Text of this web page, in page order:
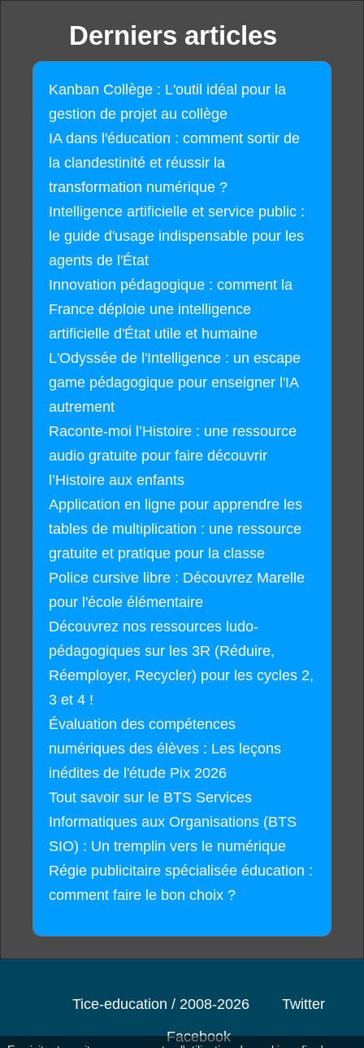
Derniers articles
Kanban Collège : L'outil idéal pour la
gestion de projet au collège
IA dans l'éducation : comment sortir de
la clandestinité et réussir la
transformation numérique ?
Intelligence artificielle et service public :
le guide d'usage indispensable pour les
agents de l'État
Innovation pédagogique : comment la
France déploie une intelligence
artificielle d'État utile et humaine
L'Odyssée de l'Intelligence : un escape
game pédagogique pour enseigner l'IA
autrement
Raconte-moi l’Histoire : une ressource
audio gratuite pour faire découvrir
l’Histoire aux enfants
Application en ligne pour apprendre les
tables de multiplication : une ressource
gratuite et pratique pour la classe
Police cursive libre : Découvrez Marelle
pour l'école élémentaire
Découvrez nos ressources ludo-
pédagogiques sur les 3R (Réduire,
Réemployer, Recycler) pour les cycles 2,
3 et 4 !
Évaluation des compétences
numériques des élèves : Les leçons
inédites de l'étude Pix 2026
Tout savoir sur le BTS Services
Informatiques aux Organisations (BTS
SIO) : Un tremplin vers le numérique
Régie publicitaire spécialisée éducation :
comment faire le bon choix ?
Tice-education / 2008-2026
Twitter
Facebook